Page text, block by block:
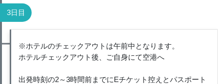
3日目
※ホテルのチェックアウトは午前中となります。
ホテルチェックアウト後、ご自身にて空港へ
出発時刻の2～3時間前までにEチケット控えとパスポート